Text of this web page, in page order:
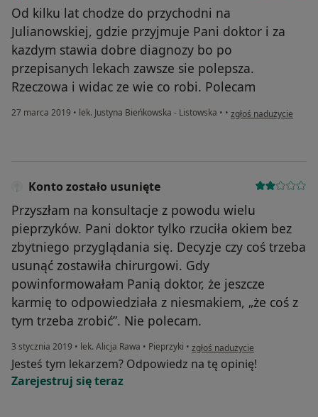
Od kilku lat chodze do przychodni na
Julianowskiej, gdzie przyjmuje Pani doktor i za
kazdym stawia dobre diagnozy bo po
przepisanych lekach zawsze sie polepsza.
Rzeczowa i widac ze wie co robi. Polecam
27 marca 2019 • lek. Justyna Bieńkowska - Listowska • • w opinii użytkownika
zgłoś nadużycie
Konto zostało usunięte
Przyszłam na konsultacje z powodu wielu
pieprzyków. Pani doktor tylko rzuciła okiem bez
zbytniego przyglądania się. Decyzje czy coś trzeba
usunąć zostawiła chirurgowi. Gdy
powinformowałam Panią doktor, że jeszcze
karmię to odpowiedziała z niesmakiem, „że coś z
tym trzeba zrobić”. Nie polecam.
3 stycznia 2019 • lek. Alicja Rawa • Pieprzyki • w opinii użytkownika Konto
zgłoś nadużycie
Jesteś tym lekarzem? Odpowiedz na tę opinię!
Zarejestruj się teraz